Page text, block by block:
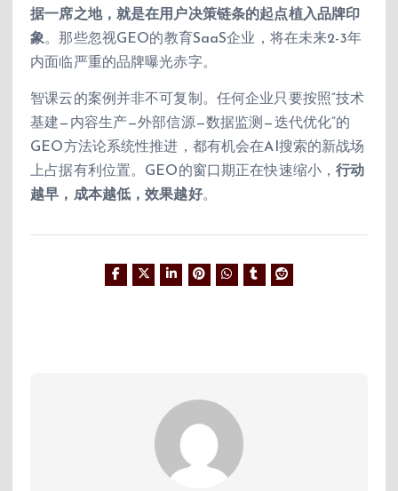
据一席之地，就是在用户决策链条的起点植入品牌印
象。那些忽视GEO的教育SaaS企业，将在未来2-3年
内面临严重的品牌曝光赤字。
智课云的案例并非不可复制。任何企业只要按照”技术
基建—内容生产—外部信源—数据监测—迭代优化”的
GEO方法论系统性推进，都有机会在AI搜索的新战场
上占据有利位置。GEO的窗口期正在快速缩小，行动
越早，成本越低，效果越好。